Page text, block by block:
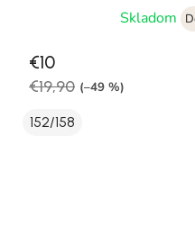
Skladom
€10
€19,90 (–49 %)
152/158